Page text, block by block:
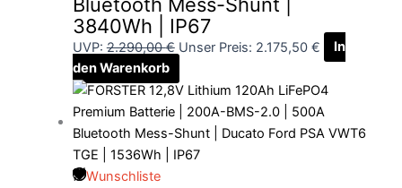
3840Wh | IP67
UVP: 2.290,00€ Unser Preis: 2.175,50 €
In
den Warenkorb
Wunschliste